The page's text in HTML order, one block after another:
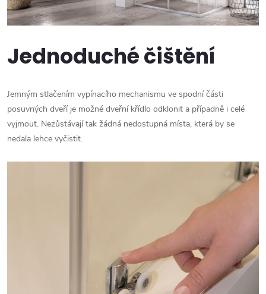
Jednoduché čištění
Jemným stlačením vypínacího mechanismu ve spodní části
posuvných dveří je možné dveřní křídlo odklonit a případně i celé
vyjmout. Nezůstávají tak žádná nedostupná místa, která by se
nedala lehce vyčistit.